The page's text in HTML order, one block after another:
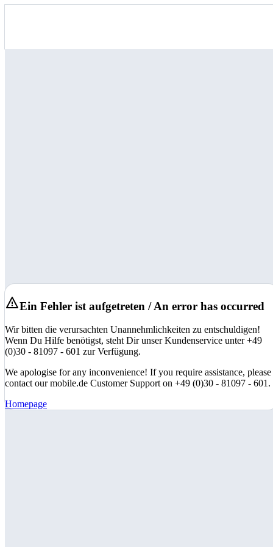
Ein Fehler ist aufgetreten / An error has occurred
Wir bitten die verursachten Unannehmlichkeiten zu entschuldigen!
Wenn Du Hilfe benötigst, steht Dir unser Kundenservice unter +49
(0)30 - 81097 - 601 zur Verfügung.
We apologise for any inconvenience! If you require assistance, please
contact our mobile.de Customer Support on +49 (0)30 - 81097 - 601.
Homepage